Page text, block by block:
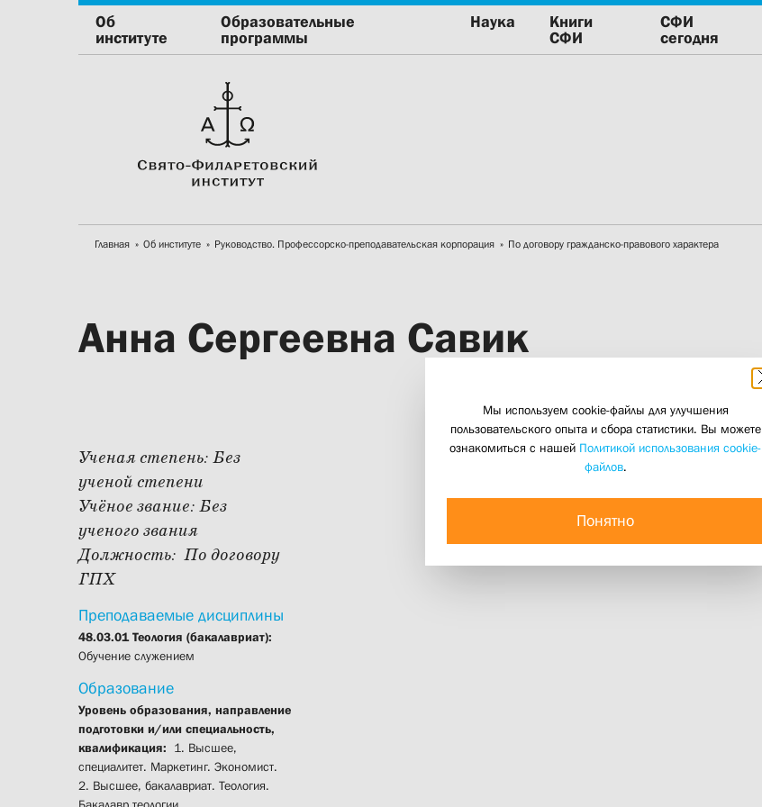
Об
институте
Образовательные
программы
Наука
Книги
СФИ
СФИ
сегодня
Главная Об институте Руководство. Профессорско-преподавательская корпорация По договору гражданско-правового характера
Анна Сергеевна Савик
Ученая степень: Без
ученой степени
Учёное звание: Без
ученого звания
Должность: По договору
ГПХ
Преподаваемые дисциплины
48.03.01 Теология (бакалавриат):
Обучение служением
Образование
Уровень образования, направление
подготовки и/или специальность,
квалификация:
1. Высшее,
специалитет. Маркетинг. Экономист.
2. Высшее, бакалавриат. Теология.
Мы используем cookie-файлы для улучшения
пользовательского опыта и сбора статистики. Вы можете
ознакомиться с нашей Политикой использования cookie-
файлов.
Понятно